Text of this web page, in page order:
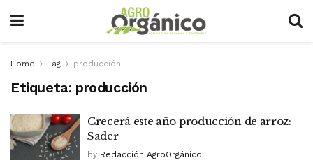
Home Tag producción
Etiqueta: producción
Crecerá este año producción de arroz:
Sader
by Redacción AgroOrgánico